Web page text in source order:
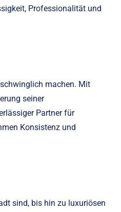
Professionalität und
machen. Mit
seiner
Partner für
Konsistenz und
sind, bis hin zu luxuriösen